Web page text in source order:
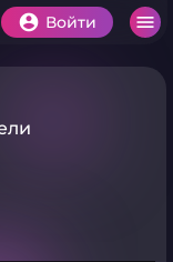
Войти